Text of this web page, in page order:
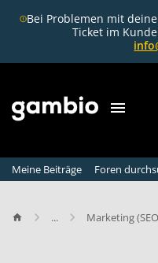
Bei Problemen mit
Ticket im
Meine Beiträge Foren
... Marketing